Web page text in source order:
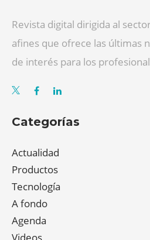
Revista digital dirigida al
afines que ofrece las últimas
de interés para los
Categorías
Actualidad
Productos
Tecnología
A fondo
Agenda
Videos